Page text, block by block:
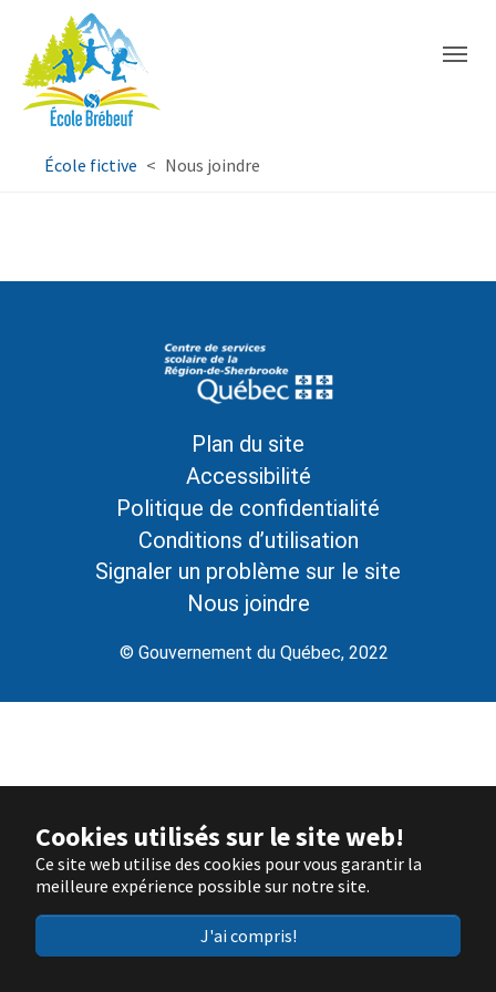
Cookies utilisés sur le site web!
Ce site web utilise des cookies pour vous garantir la
meilleure expérience possible sur notre site.
J'ai compris!
Aller à la navigation principale
Aller au contenu principal
Passer au pied de page
You are here:
École fictive Nous joindre
Plan du site
Accessibilité
Politique de confidentialité
Conditions d’utilisation
Signaler un problème sur le site
Nous joindre
© Gouvernement du Québec, 2022